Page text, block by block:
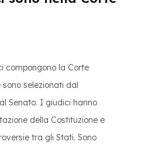
compongono la Corte
selezionati dal
Senato. I giudici hanno
della Costituzione e
tra gli Stati. Sono